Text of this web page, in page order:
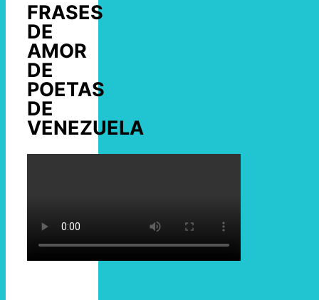
FRASES
DE
AMOR
DE
POETAS
DE
VENEZUELA